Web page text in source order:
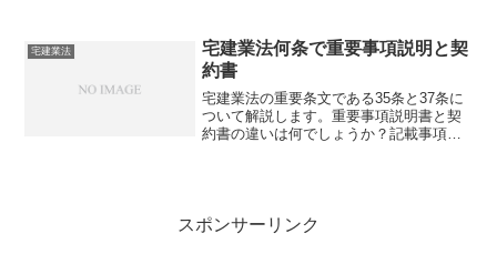
宅建業法
宅建業法何条で重要事項説明と契
約書
宅建業法の重要条文である35条と37条に
ついて解説します。重要事項説明書と契
約書の違いは何でしょうか？記載事項や
スポンサーリンク